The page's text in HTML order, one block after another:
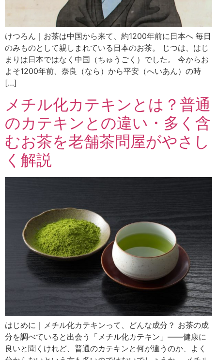
けつろん｜お茶は中国から来て、約1200年前に日本へ 毎日
のみものとして親しまれている日本のお茶。 じつは、はじ
まりは日本ではなく中国（ちゅうごく）でした。 今からお
よそ1200年前、奈良（なら）から平安（へいあん）の時
[…]
メチル化カテキンとは？普通
のカテキンとの違い・多く含
むお茶を老舗茶問屋がやさし
く解説
はじめに｜メチル化カテキンって、どんな成分？ お茶の成
分を調べていると出会う「メチル化カテキン」――健康に
良いと聞くけれど、普通のカテキンと何が違うのか、よく